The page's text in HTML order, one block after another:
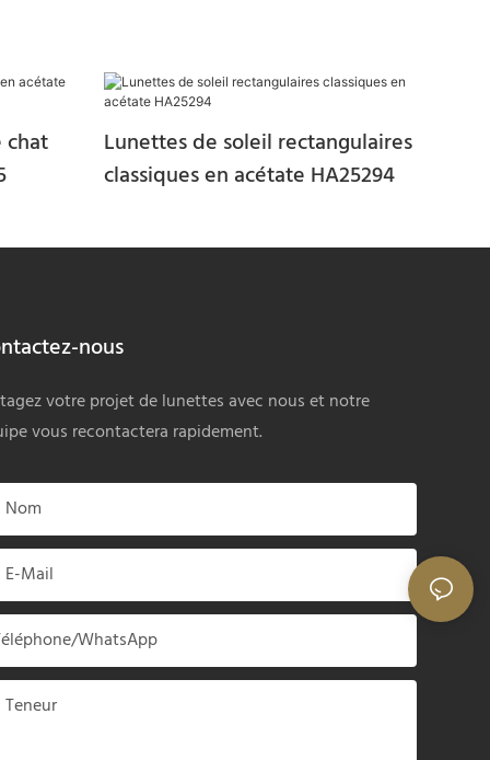
Lunettes de soleil rectangulaires
classiques en acétate HA25294
nous
votre projet de lunettes avec nous et notre
vous recontactera rapidement.
Nom
E-Mail
WhatsApp
Teneur